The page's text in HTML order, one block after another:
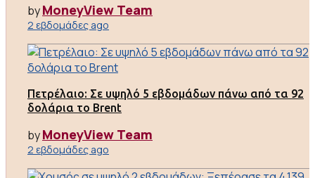
byMoneyView Team
2 εβδομάδες ago
Πετρέλαιο: Σε υψηλό 5 εβδομάδων πάνω από τα 92
δολάρια το Brent
byMoneyView Team
2 εβδομάδες ago